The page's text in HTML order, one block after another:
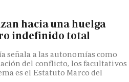
hacia una huelga
indefinido total
señala a las autonomías como
del conflicto, los facultativos
es el Estatuto Marco del